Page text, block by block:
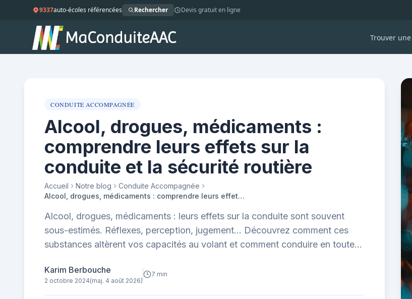
9337auto-écoles référencées Rechercher Devis gratuit en ligne
Trouver
CONDUITE ACCOMPAGNÉE
Alcool, drogues, médicaments :
comprendre leurs effets sur la
conduite et la sécurité routière
Accueil Notre blog
Conduite Accompagnée
Alcool, drogues, médicaments : comprendre leurs effets sur la conduite et la sécurité routière
Alcool, drogues, médicaments : leurs effets sur la conduite sont souvent
sous-estimés. Réflexes, perception, jugement… Découvrez comment ces
substances altèrent vos capacités au volant et comment conduire en toute
Karim Berbouche
2 octobre 2024(maj. 4 août 2026)
7 min